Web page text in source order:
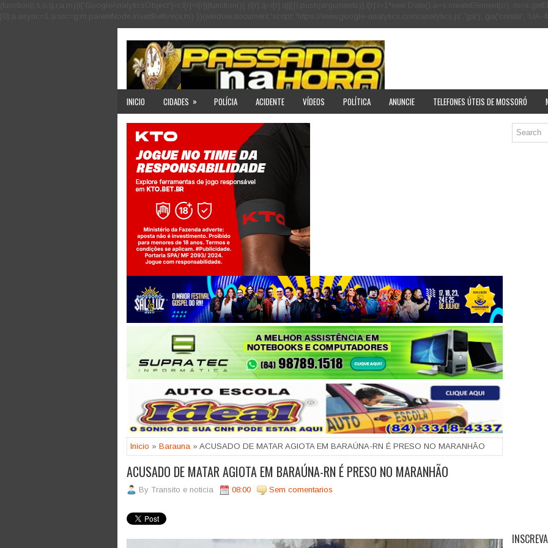
INICIO CIDADES » POLÍCIA ACIDENTE VÍDEOS POLÍTICA ANUNCIE TELEFONES ÚTEIS DE MOSSORÓ
Jogue com responsabilidade. 18+
Inicio » Barauna » ACUSADO DE MATAR AGIOTA EM BARAÚNA-RN É PRESO NO MARANHÃO
ACUSADO DE MATAR AGIOTA EM BARAÚNA-RN É PRESO NO MARANHÃO
By Transito e noticia 08:00 Sem comentarios